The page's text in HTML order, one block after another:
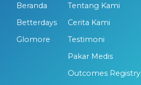
Beranda
Betterdays
Glomore
Tentang Kami
Cerita Kami
Testimoni
Pakar Medis
Outcomes Registry